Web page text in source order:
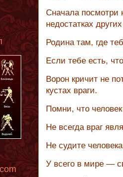
Сначала посмотри
недостатках
Родина там, где
Если тебе есть,
Ворон кричит не
кустах враги.
Помни, что
Не всегда враг
Не судите
У всего в мире —